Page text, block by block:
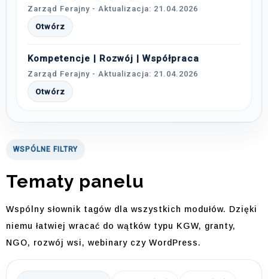
Zarząd Ferajny - Aktualizacja: 21.04.2026
Otwórz
Kompetencje | Rozwój | Współpraca
Zarząd Ferajny - Aktualizacja: 21.04.2026
Otwórz
WSPÓLNE FILTRY
Tematy panelu
Wspólny słownik tagów dla wszystkich modułów. Dzięki
niemu łatwiej wracać do wątków typu KGW, granty,
NGO, rozwój wsi, webinary czy WordPress.